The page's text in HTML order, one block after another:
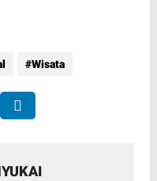
Wisata